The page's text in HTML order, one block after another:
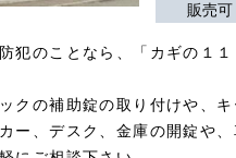
販売可
犯のことなら、「カギの１
クの補助錠の取り付けや、
ー、デスク、金庫の開錠や